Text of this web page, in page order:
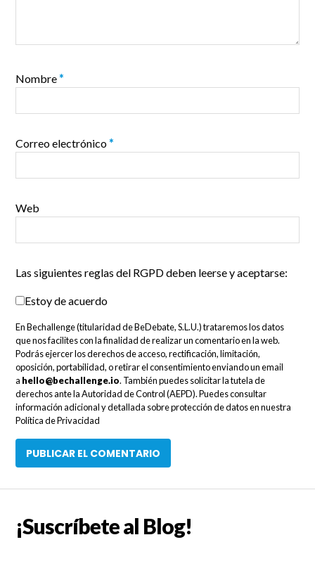
Nombre*
Correo electrónico*
Web
Las siguientes reglas del RGPD deben leerse y aceptarse:
Estoy de acuerdo
En Bechallenge (titularidad de BeDebate, S.L.U.) trataremos los datos
que nos facilites con la finalidad de realizar un comentario en la web.
Podrás ejercer los derechos de acceso, rectificación, limitación,
oposición, portabilidad, o retirar el consentimiento enviando un email
a hello@bechallenge.io. También puedes solicitar la tutela de
derechos ante la Autoridad de Control (AEPD). Puedes consultar
información adicional y detallada sobre protección de datos en nuestra
Política de Privacidad
¡Suscríbete al Blog!